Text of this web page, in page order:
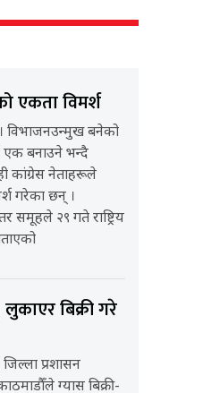
एकता विमर्श
विभाजनउन्मुख बनेको
एक बनाउने भन्दै
कांग्रेस नेताहरूले
गरेका छन् ।
समूहले २९ गते राष्ट्रिय
बिक्री गरे
प्रशासन
ग्यास बिक्री-